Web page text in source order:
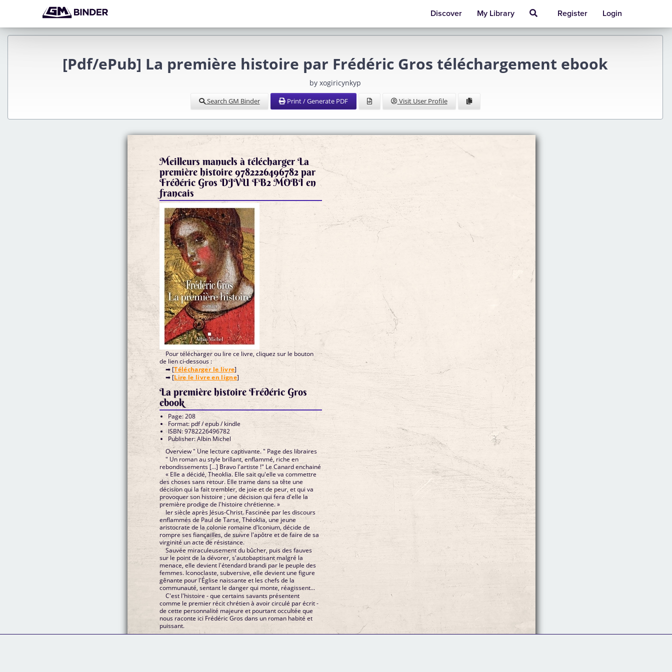
Discover My Library Register Login
[Pdf/ePub] La première histoire par Frédéric Gros téléchargement ebook
by xogiricynkyp
Search GM Binder Print / Generate PDF Visit User Profile
Meilleurs manuels à télécharger La
première histoire 9782226496782 par
Frédéric Gros DJVU FB2 MOBI en
francais
Pour télécharger ou lire ce livre, cliquez sur le bouton
de lien ci-dessous :
➡ [Télécharger le livre]
➡ [Lire le livre en ligne]
La première histoire Frédéric Gros
ebook
Page: 208
Format: pdf / epub / kindle
ISBN: 9782226496782
Publisher: Albin Michel
Overview " Une lecture captivante. " Page des libraires
" Un roman au style brillant, enflammé, riche en
rebondissements [...] Bravo l'artiste !" Le Canard enchainé
« Elle a décidé, Theoklïa. Elle sait qu'elle va commettre
des choses sans retour. Elle trame dans sa tête une
décision qui la fait trembler, de joie et de peur, et qui va
provoquer son histoire ; une décision qui fera d'elle la
première prodige de l'histoire chrétienne. »
Ier siècle après Jésus-Christ. Fascinée par les discours
enflammés de Paul de Tarse, Théoklïa, une jeune
aristocrate de la colonie romaine d'Iconium, décide de
rompre ses fiançailles, de suivre l'apôtre et de faire de sa
virginité un acte de résistance.
Sauvée miraculeusement du bûcher, puis des fauves
sur le point de la dévorer, s'autobaptisant malgré la
menace, elle devient l'étendard brandi par le peuple des
femmes. Iconoclaste, subversive, elle devient une figure
gênante pour l'Église naissante et les chefs de la
communauté, sentant le danger qui monte, réagissent...
C'est l'histoire - que certains savants présentent
comme le premier récit chrétien à avoir circulé par écrit -
de cette personnalité majeure et pourtant occultée que
nous raconte ici Frédéric Gros dans un roman habité et
puissant.